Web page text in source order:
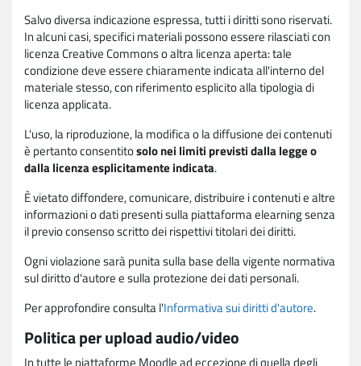
Salvo diversa indicazione espressa, tutti i diritti sono riservati.
In alcuni casi, specifici materiali possono essere rilasciati con
licenza Creative Commons o altra licenza aperta: tale
condizione deve essere chiaramente indicata all'interno del
materiale stesso, con riferimento esplicito alla tipologia di
licenza applicata.
L'uso, la riproduzione, la modifica o la diffusione dei contenuti
è pertanto consentitosolo nei limiti previsti dalla legge o
dalla licenza esplicitamente indicata.
È vietato diffondere, comunicare, distribuire i contenuti e altre
informazioni o dati presenti sulla piattaforma elearning senza
il previo consenso scritto dei rispettivi titolari dei diritti.
Ogni violazione sarà punita sulla base della vigente normativa
sul diritto d'autore e sulla protezione dei dati personali.
Per approfondire consulta l'Informativa sui diritti d'autore.
Politica per upload audio/video
In tutte le piattaforme Moodle ad eccezione di quella degli